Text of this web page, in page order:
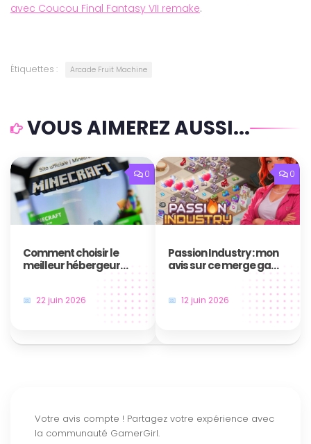
avec Coucou Final Fantasy VII remake.
Étiquettes : Arcade Fruit Machine
VOUS AIMEREZ AUSSI...
0
Comment choisir le
meilleur hébergeur
pour serveur Minecraft
22 juin 2026
0
Passion Industry : mon
avis sur ce merge game
12 juin 2026